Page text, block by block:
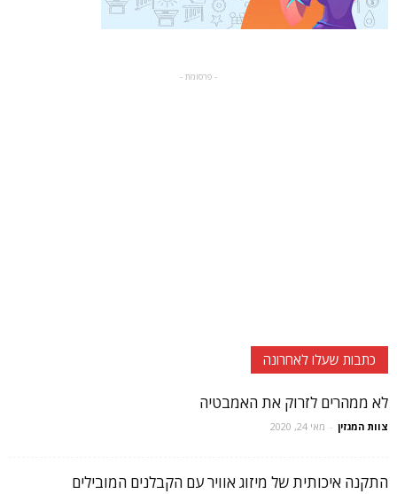
- פרסומת -
כתבות שעלו לאחרונה
לא ממהרים לזרוק את האמבטיה
צוות המגזין - מאי 24, 2020
התקנה איכותית של מיזוג אוויר עם הקבלנים המובילים